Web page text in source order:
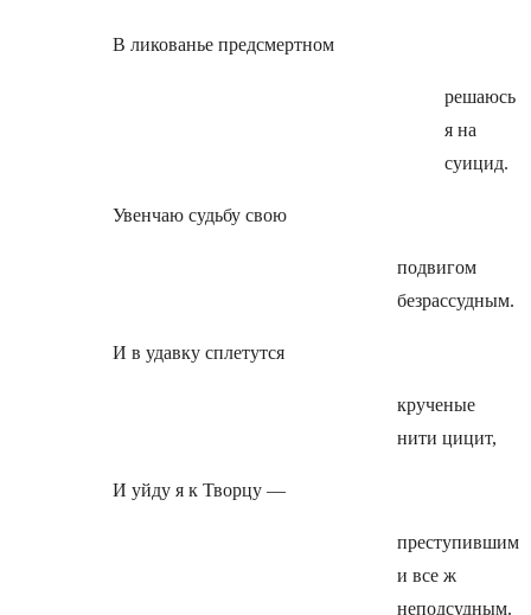
В ликованье предсмертном
решаюсь
я на
суицид.
Увенчаю судьбу свою
подвигом
безрассудным.
И в удавку сплетутся
крученые
нити цицит,
И уйду я к Творцу —
преступившим
и все ж
неподсудным.